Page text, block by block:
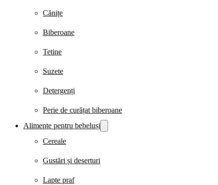
Cănițe
Biberoane
Tetine
Suzete
Detergenți
Perie de curățat biberoane
Alimente pentru bebeluși
Cereale
Gustări și deserturi
Lapte praf